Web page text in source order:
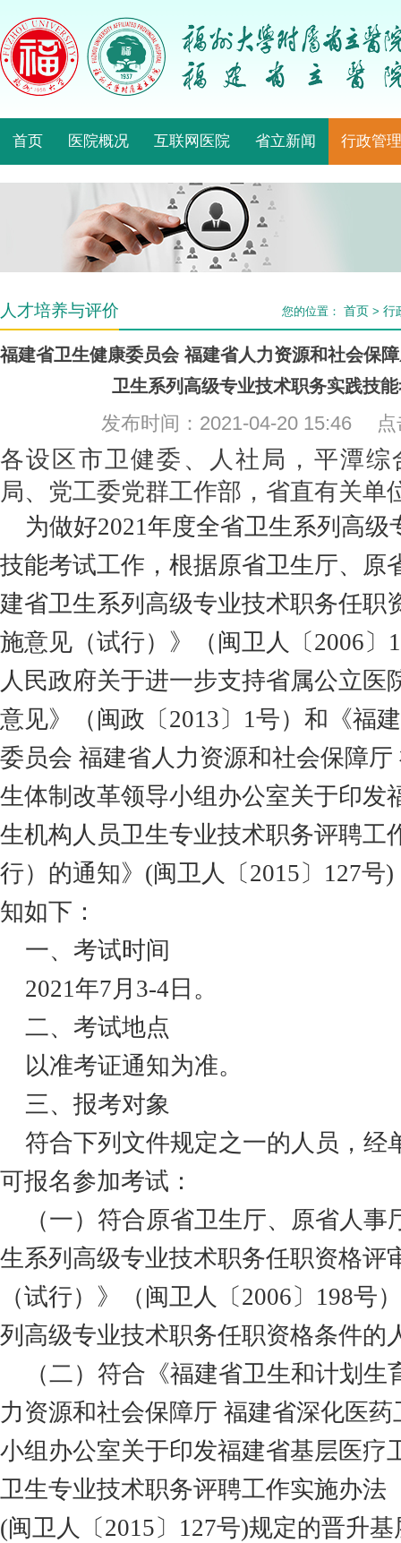
首页 医院概况 互联网医院 省立新闻 行政管理
人才培养与评价 您的位置： 首页 > 行
福建省卫生健康委员会 福建省人力资源和社会保
卫生系列高级专业技术职务实践技
发布时间：2021-04-20 15:46 点
各设区市卫健委、人社局，平潭
局、党工委党群工作部，省直有关单
为做好2021年度全省卫生系列高级
技能考试工作，根据原省卫生厅、原
建省卫生系列高级专业技术职务任职
施意见（试行）》（闽卫人
〔 2006〕
人民政府关于进一步支持省属公立医
意见》（闽政 〔 2013〕1号）和《福
委员会 福建省人力资源和社会保障
生体制改革领导小组办公室关于印发
生机构人员卫生专业技术职务评聘工
行）的通知》(闽卫人
〔 2015〕127号
知如下：
一、考试时间
2021年7月3-4日 。
二、考试地点
以准考证通知为准。
三、报考对象
符合下列文件规定之一的人员，经
可报名参加考试：
（一）符合原省卫生厅、原省人
生系列高级专业技术职务任职资格评
（试行）》（闽卫人〔 2006〕198号
列高级专业技术职务任职资格条件的
（二）符合《福建省卫生和计划生
力资源和社会保障厅 福建省深化医
小组办公室关于印发福建省基层医疗
卫生专业技术职务评聘工作实施办法
(闽卫人
〔 2015〕127号)规定的晋升